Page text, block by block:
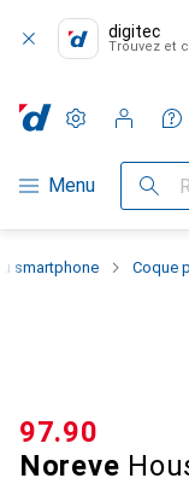
digitec
Trouvez et
Navigation par
Menu
Paramètres
Compte client
Listes de
Listes d'envies
Panier
smartphone Coque
Noreve
CHF
97.90